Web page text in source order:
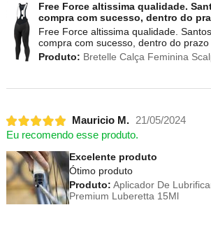
Free Force altissima qualidade.
compra com sucesso, dentro do
Free Force altissima qualidade.
compra com sucesso, dentro do prazo
Produto: Bretelle Calça Feminina
Mauricio M. 21/05/2024
Eu recomendo esse produto.
Excelente produto
Ótimo produto
Produto: Aplicador De
Premium Luberetta 15Ml